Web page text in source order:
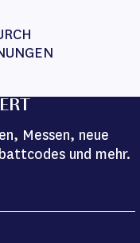
Messen, neue
und mehr.